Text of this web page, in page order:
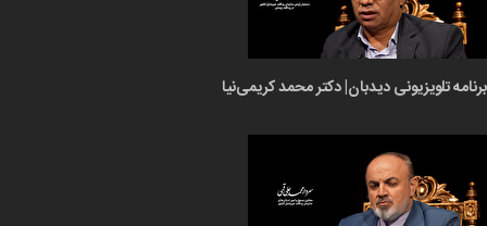
برنامه تلویزیونی دیدبان| دکتر محمد کریمی‌نیا